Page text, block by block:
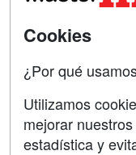
Contactar
Copyleft
Cookies
¿Por qué
Utilizamos
mejorar
estadística y